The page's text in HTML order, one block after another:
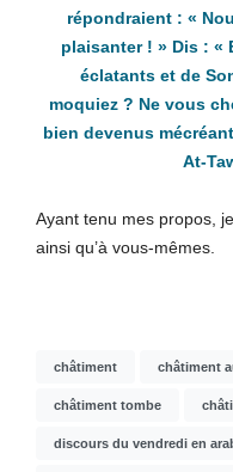
répondraient : «
plaisanter ! » Dis : «
éclatants et de
moquiez ? Ne vous
bien devenus
At-
Ayant tenu mes propos,
ainsi qu’à vous-mêmes.
châtiment châtiment
châtiment tombe
discours du vendredi en